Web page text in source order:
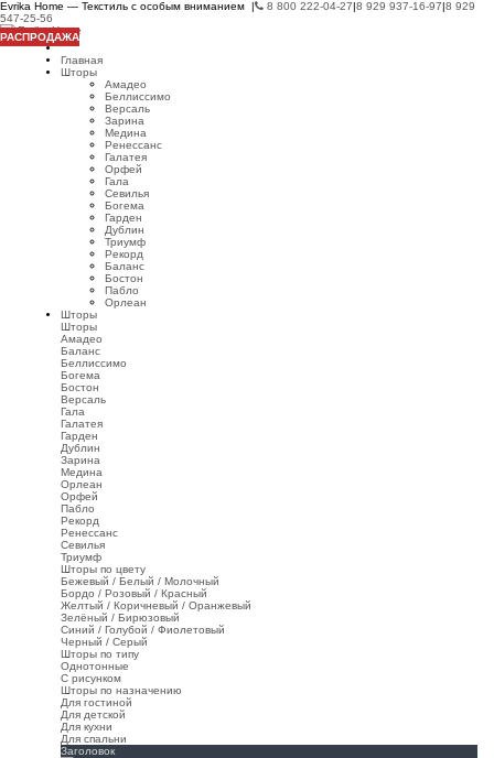
Evrika Home — Текстиль с особым вниманием | 8 800 222-04-27|8 929 937-16-97|8 929
547-25-56
Главная
Шторы
Амадео
Беллиссимо
Версаль
Зарина
Медина
Ренессанс
Галатея
Орфей
Гала
Севилья
Богема
Гарден
Дублин
Триумф
Рекорд
Баланс
Бостон
Пабло
Орлеан
Шторы
Шторы
Амадео
Баланс
Беллиссимо
Богема
Бостон
Версаль
Гала
Галатея
Гарден
Дублин
Зарина
Медина
Орлеан
Орфей
Пабло
Рекорд
Ренессанс
Севилья
Триумф
Шторы по цвету
Бежевый / Белый / Молочный
Бордо / Розовый / Красный
Желтый / Коричневый / Оранжевый
Зелёный / Бирюзовый
Синий / Голубой / Фиолетовый
Черный / Серый
Шторы по типу
Однотонные
С рисунком
Шторы по назначению
Для гостиной
Для детской
Для кухни
Для спальни
Заголовок
РАСПРОДАЖА